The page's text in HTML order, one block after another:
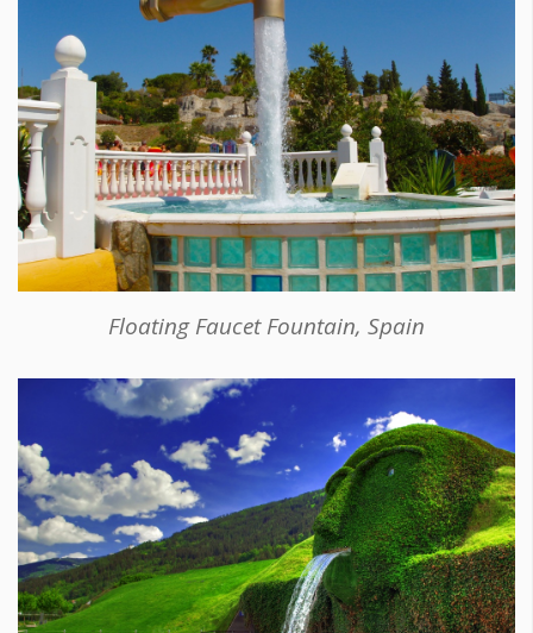
Floating Faucet Fountain, Spain